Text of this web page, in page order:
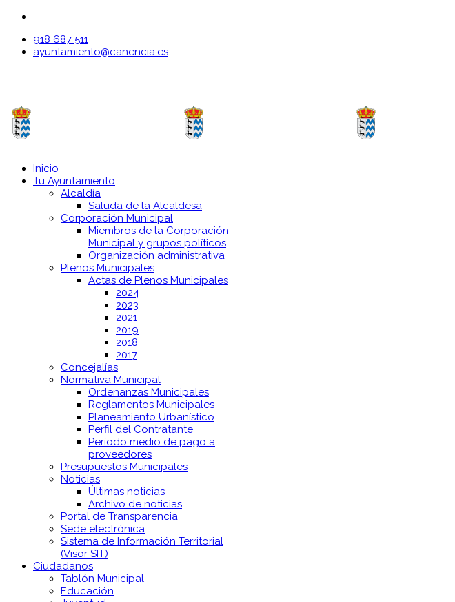
918 687 511
ayuntamiento@canencia.es
Inicio
Tu Ayuntamiento
Alcaldía
Saluda de la Alcaldesa
Corporación Municipal
Miembros de la Corporación
Municipal y grupos políticos
Organización administrativa
Plenos Municipales
Actas de Plenos Municipales
2024
2023
2021
2019
2018
2017
Concejalías
Normativa Municipal
Ordenanzas Municipales
Reglamentos Municipales
Planeamiento Urbanístico
Perfil del Contratante
Período medio de pago a
proveedores
Presupuestos Municipales
Noticias
Últimas noticias
Archivo de noticias
Portal de Transparencia
Sede electrónica
Sistema de Información Territorial
(Visor SIT)
Ciudadanos
Tablón Municipal
Educación